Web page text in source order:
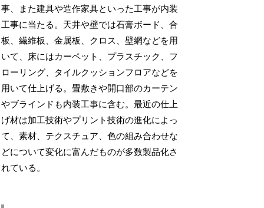
事、また建具や造作家具といった工事が内装
工事に当たる。天井や壁では石膏ボード、合
板、繊維板、金属板、クロス、壁網などを用
いて、床にはカーペット、プラスチック、フ
ローリング、タイルクッションフロアなどを
用いて仕上げる。畳敷きや開口部のカーテン
やブラインドも内装工事に含む。最近の仕上
げ材は加工技術やプリント技術の進化によっ
て、素材、テクスチュア、色の組み合わせな
どについて変化に富んだものが多数製品化さ
れている。